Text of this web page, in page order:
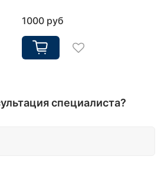
1000 руб
специалиста?